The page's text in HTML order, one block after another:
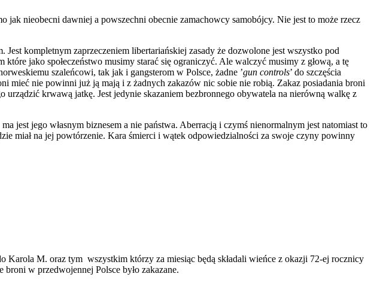
nieobecni dawniej a powszechni obecnie zamachowcy samobójcy. Nie jest to może rzecz
kompletnym zaprzeczeniem libertariańskiej zasady że dozwolone jest wszystko pod
jako społeczeństwo musimy starać się ograniczyć. Ale walczyć musimy z głową, a tę
szaleńcowi, tak jak i gangsterom w Polsce, żadne ’gun controls’ do szczęścia
nie powinni już ją mają i z żadnych zakazów nic sobie nie robią. Zakaz posiadania broni
krwawą jatkę. Jest jedynie skazaniem bezbronnego obywatela na nierówną walkę z
jest jego własnym biznesem a nie państwa. Aberracją i czymś nienormalnym jest natomiast to
miał na jej powtórzenie. Kara śmierci i wątek odpowiedzialności za swoje czyny powinny
M. oraz tym wszystkim którzy za miesiąc będą składali wieńce z okazji 72-ej rocznicy
w przedwojennej Polsce było zakazane.